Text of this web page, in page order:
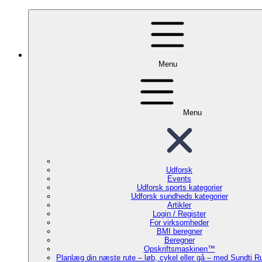
Menu
Menu
Udforsk
Events
Udforsk sports kategorier
Udforsk sundheds kategorier
Artikler
Login / Register
For virksomheder
BMI beregner
Beregner
Opskriftsmaskinen™
Planlæg din næste rute – løb, cykel eller gå – med Sundti